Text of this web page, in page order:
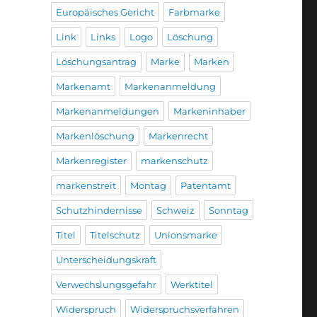
Europäisches Gericht Farbmarke
Link Links Logo Löschung
Löschungsantrag Marke Marken
Markenamt Markenanmeldung
Markenanmeldungen Markeninhaber
Markenlöschung Markenrecht
Markenregister markenschutz
markenstreit Montag Patentamt
Schutzhindernisse Schweiz Sonntag
Titel Titelschutz Unionsmarke
Unterscheidungskraft
Verwechslungsgefahr Werktitel
Widerspruch Widerspruchsverfahren